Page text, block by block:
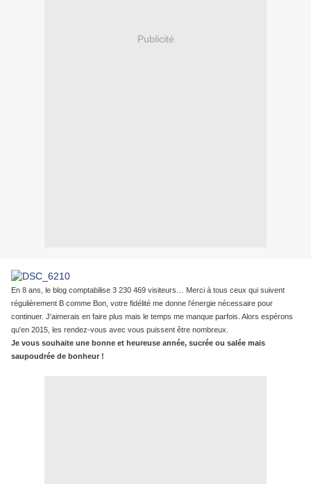
Publicité
En 8 ans, le blog comptabilise 3 230 469 visiteurs… Merci à tous ceux qui suivent
régulièrement B comme Bon, votre fidélité me donne l’énergie nécessaire pour
continuer. J'aimerais en faire plus mais le temps me manque parfois. Alors espérons
qu'en 2015, les rendez-vous avec vous puissent être nombreux.
Je vous souhaite une bonne et heureuse année, sucrée ou salée mais
saupoudrée de bonheur !